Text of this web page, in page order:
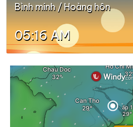
Bình minh / Hoàng hôn
05:16 AM